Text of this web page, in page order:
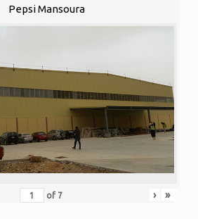
Pepsi Mansoura
of 7 › »